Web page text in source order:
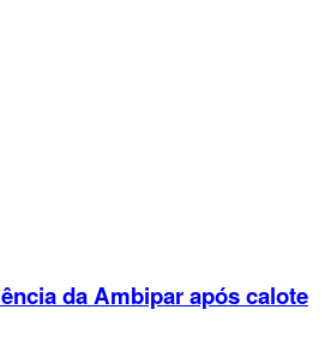
da Ambipar após calote